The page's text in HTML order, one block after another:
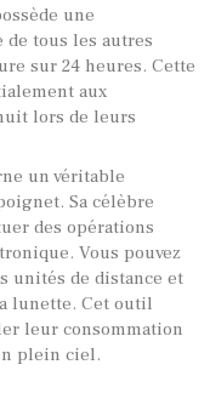
une
tous les autres
sur 24 heures. Cette
aux
lors de leurs
un véritable
Sa célèbre
des opérations
Vous pouvez
unités de distance et
lunette. Cet outil
leur consommation
plein ciel.